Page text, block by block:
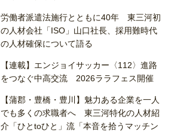
労働者派遣法施行とともに40年 東三河初
の人材会社「ISO」山口社長、採用難時代
の人材確保について語る
【連載】エンジョイサッカー〈112〉進路
をつなぐ中高交流 2026ララフェス開催
【蒲郡・豊橋・豊川】魅力ある企業を一人
でも多くの求職者へ 東三河特化の人材紹
介「ひとtoひと」流「本音を拾うマッチン